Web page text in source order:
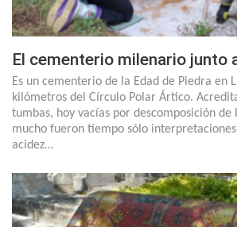
El cementerio milenario junto
Es un cementerio de la Edad de Piedra en
kilómetros del Círculo Polar Ártico.
tumbas, hoy vacías por descomposición de
mucho fueron tiempo sólo
acidez…